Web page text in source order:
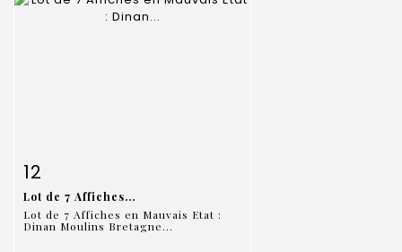
12
Lot de 7 Affiches...
Lot de 7 Affiches en Mauvais Etat :
Dinan Moulins Bretagne...